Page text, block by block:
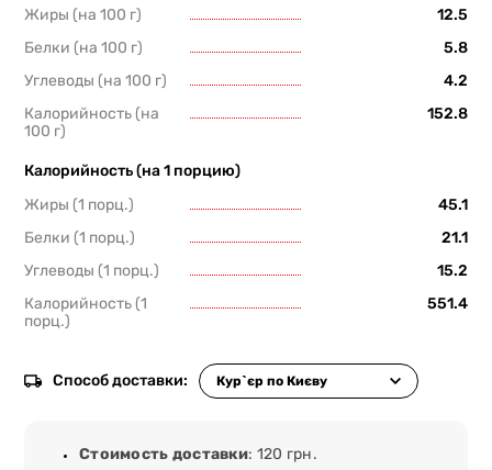
Жиры (на 100 г)
12.5
Белки (на 100 г)
5.8
Углеводы (на 100 г)
4.2
Калорийность (на
100 г)
152.8
Калорийность (на 1 порцию)
Жиры (1 порц.)
45.1
Белки (1 порц.)
21.1
Углеводы (1 порц.)
15.2
Калорийность (1
порц.)
551.4
Способ доставки:
Стоимость доставки: 120 грн.